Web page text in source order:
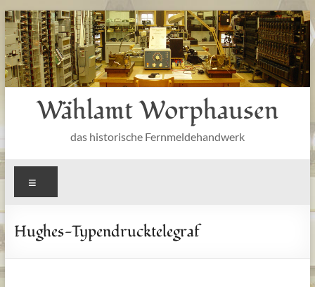
Zum
Inhalt
springen
Wählamt Worphausen
das historische Fernmeldehandwerk
Hughes-Typendrucktelegraf